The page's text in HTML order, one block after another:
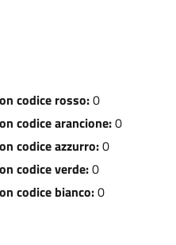
codice rosso:0
codice arancione:0
codice azzurro:0
codice verde:0
codice bianco:0